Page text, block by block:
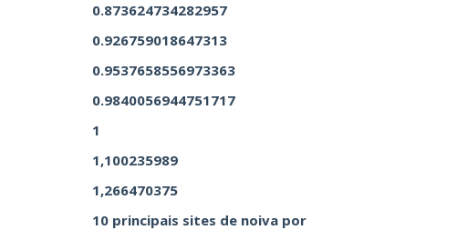
0.873624734282957
0.926759018647313
0.9537658556973363
0.9840056944751717
1
1,100235989
1,266470375
10 principais sites de noiva por